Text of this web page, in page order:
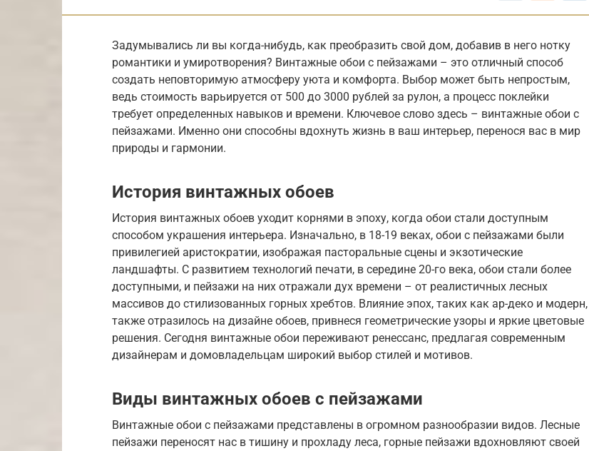
Задумывались ли вы когда-нибудь, как преобразить свой дом, добавив в него нотку
романтики и умиротворения? Винтажные обои с пейзажами – это отличный способ
создать неповторимую атмосферу уюта и комфорта. Выбор может быть непростым,
ведь стоимость варьируется от 500 до 3000 рублей за рулон, а процесс поклейки
требует определенных навыков и времени. Ключевое слово здесь – винтажные обои с
пейзажами. Именно они способны вдохнуть жизнь в ваш интерьер, перенося вас в мир
природы и гармонии.
История винтажных обоев
История винтажных обоев уходит корнями в эпоху, когда обои стали доступным
способом украшения интерьера. Изначально, в 18-19 веках, обои с пейзажами были
привилегией аристократии, изображая пасторальные сцены и экзотические
ландшафты. С развитием технологий печати, в середине 20-го века, обои стали более
доступными, и пейзажи на них отражали дух времени – от реалистичных лесных
массивов до стилизованных горных хребтов. Влияние эпох, таких как ар-деко и модерн,
также отразилось на дизайне обоев, привнеся геометрические узоры и яркие цветовые
решения. Сегодня винтажные обои переживают ренессанс, предлагая современным
дизайнерам и домовладельцам широкий выбор стилей и мотивов.
Виды винтажных обоев с пейзажами
Винтажные обои с пейзажами представлены в огромном разнообразии видов. Лесные
пейзажи переносят нас в тишину и прохладу леса, горные пейзажи вдохновляют своей